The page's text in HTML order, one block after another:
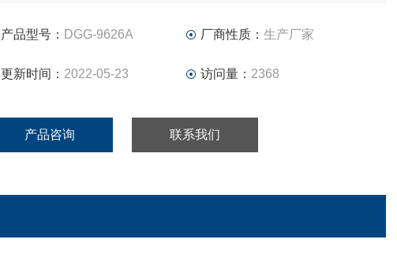
产品型号： DGG-9626A 厂商性质： 生产厂家
更新时间： 2022-05-23 访问量： 2368
产品咨询 联系我们